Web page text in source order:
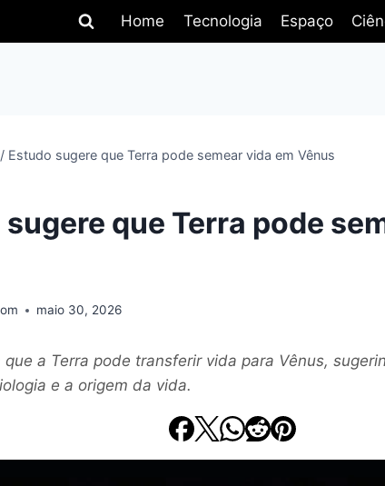
Home Tecnologia Espaço
/ Estudo sugere que Terra pode semear vida em Vênus
que Terra pode
maio 30, 2026
que a Terra pode transferir vida para Vênus,
e a origem da vida.